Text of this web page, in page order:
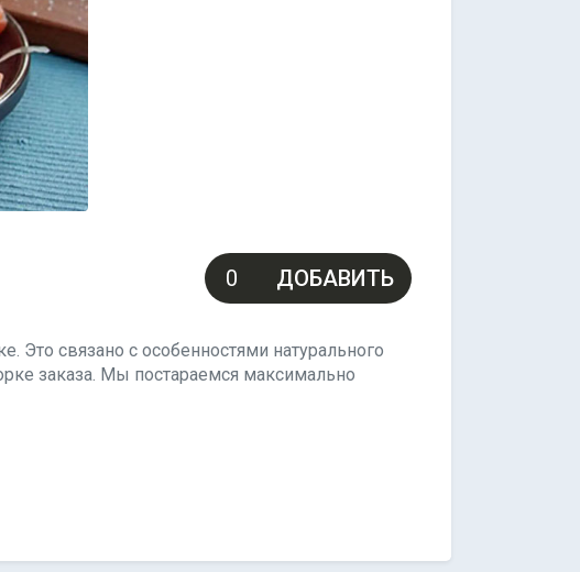
ДОБАВИТЬ
Это связано с особенностями натурального
заказа. Мы постараемся максимально